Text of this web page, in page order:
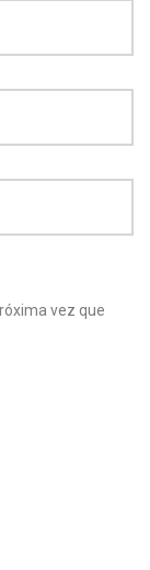
vez que